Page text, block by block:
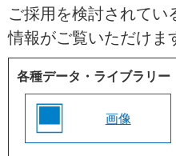
ご採用を検討されてい
情報がご覧いただけま
各種データ・ライブラリー
画像